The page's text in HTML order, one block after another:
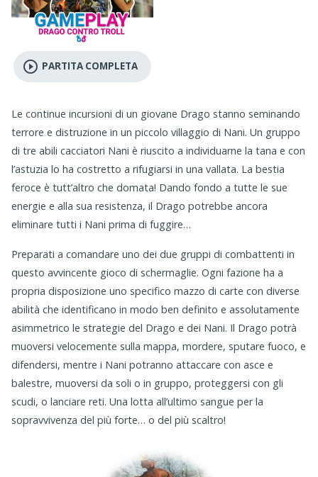
play_circle_outline PARTITA COMPLETA
Le continue incursioni di un giovane Drago stanno seminando
terrore e distruzione in un piccolo villaggio di Nani. Un gruppo
di tre abili cacciatori Nani è riuscito a individuarne la tana e con
l’astuzia lo ha costretto a rifugiarsi in una vallata. La bestia
feroce è tutt’altro che domata! Dando fondo a tutte le sue
energie e alla sua resistenza, il Drago potrebbe ancora
eliminare tutti i Nani prima di fuggire…
Preparati a comandare uno dei due gruppi di combattenti in
questo avvincente gioco di schermaglie. Ogni fazione ha a
propria disposizione uno specifico mazzo di carte con diverse
abilità che identificano in modo ben definito e assolutamente
asimmetrico le strategie del Drago e dei Nani. Il Drago potrà
muoversi velocemente sulla mappa, mordere, sputare fuoco, e
difendersi, mentre i Nani potranno attaccare con asce e
balestre, muoversi da soli o in gruppo, proteggersi con gli
scudi, o lanciare reti. Una lotta all’ultimo sangue per la
sopravvivenza del più forte… o del più scaltro!